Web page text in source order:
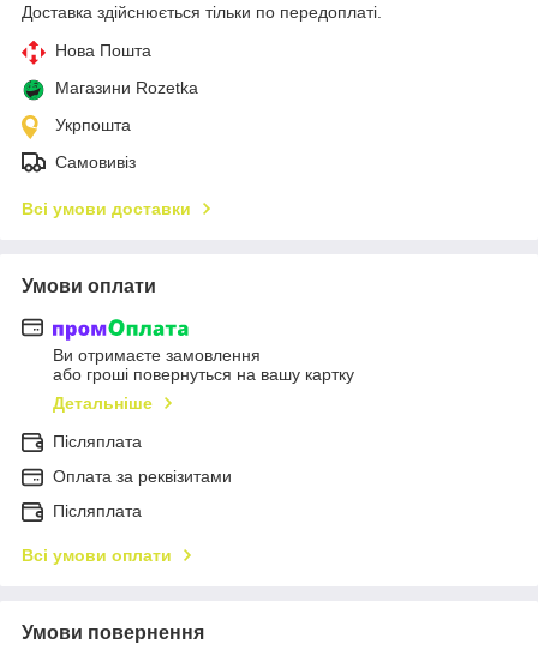
Доставка здійснюється тільки по передоплаті.
Нова Пошта
Магазини Rozetka
Укрпошта
Самовивіз
Всі умови доставки
Умови оплати
Ви отримаєте замовлення
або гроші повернуться на вашу картку
Детальніше
Післяплата
Оплата за реквізитами
Післяплата
Всі умови оплати
Умови повернення